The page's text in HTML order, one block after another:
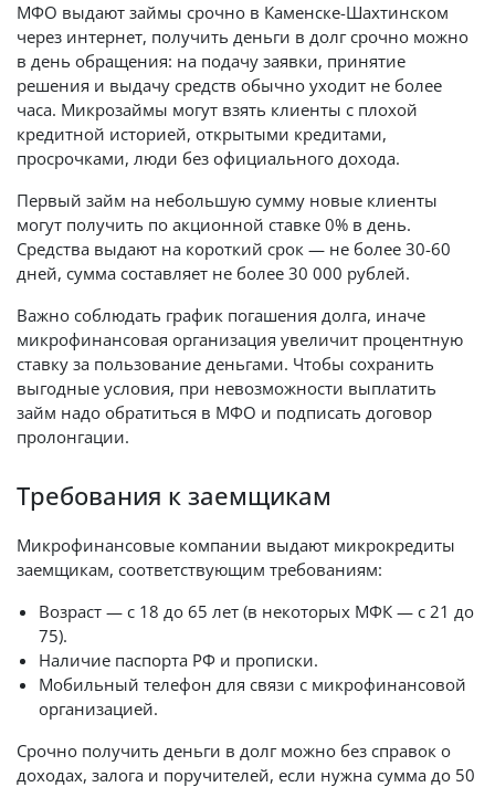
МФО выдают займы срочно в Каменске-Шахтинском
через интернет, получить деньги в долг срочно можно
в день обращения: на подачу заявки, принятие
решения и выдачу средств обычно уходит не более
часа. Микрозаймы могут взять клиенты с плохой
кредитной историей, открытыми кредитами,
просрочками, люди без официального дохода.
Первый займ на небольшую сумму новые клиенты
могут получить по акционной ставке 0% в день.
Средства выдают на короткий срок — не более 30-60
дней, сумма составляет не более 30 000 рублей.
Важно соблюдать график погашения долга, иначе
микрофинансовая организация увеличит процентную
ставку за пользование деньгами. Чтобы сохранить
выгодные условия, при невозможности выплатить
займ надо обратиться в МФО и подписать договор
пролонгации.
Требования к заемщикам
Микрофинансовые компании выдают микрокредиты
заемщикам, соответствующим требованиям:
Возраст — с 18 до 65 лет (в некоторых МФК — с 21 до
75).
Наличие паспорта РФ и прописки.
Мобильный телефон для связи с микрофинансовой
организацией.
Срочно получить деньги в долг можно без справок о
доходах, залога и поручителей, если нужна сумма до 50